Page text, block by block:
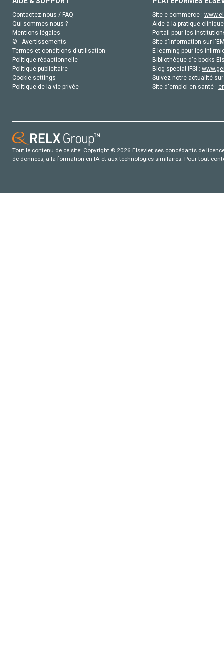
Contactez-nous / FAQ
Qui sommes-nous ?
Mentions légales
© - Avertissements
Termes et conditions d'utilisation
Politique rédactionnelle
Politique publicitaire
Cookie settings
Politique de la vie privée
Site e-commerce :
Aide à la pratique
Portail pour les
Site d'information sur
E-learning pour les
Bibliothèque d'e-books
Blog special IFSI :
Suivez notre actualité
Site d'emploi en santé :
Tout le contenu de ce site: Copyright © 2026 Elsevier, ses concédants de
de données, a la formation en IA et aux technologies similaires. Pour tout